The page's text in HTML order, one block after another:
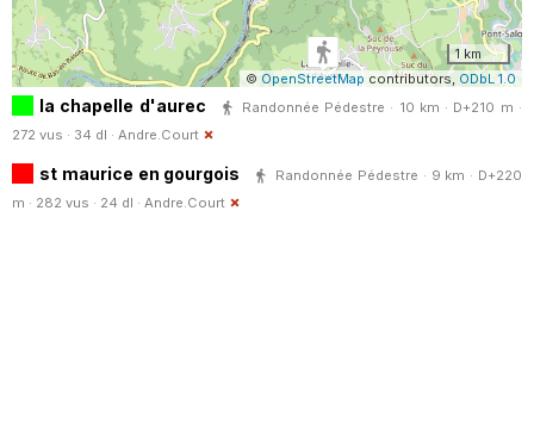
1 km
© OpenStreetMap contributors, ODbL 1.0
la chapelle d'aurec
Randonnée Pédestre · 10 km · D+210 m ·
272 vus · 34 dl · Andre.Court
st maurice en gourgois
Randonnée Pédestre · 9 km · D+220
m · 282 vus · 24 dl · Andre.Court